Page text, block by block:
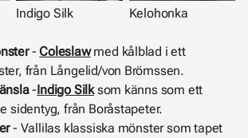
Indigo Silk Kelohonka
- Coleslawmed kålblad i ett
från Långelid/von Brömssen.
-Indigo Silksom känns som ett
sidentyg, från Boråstapeter.
- Vallilas klassiska mönster som tapet